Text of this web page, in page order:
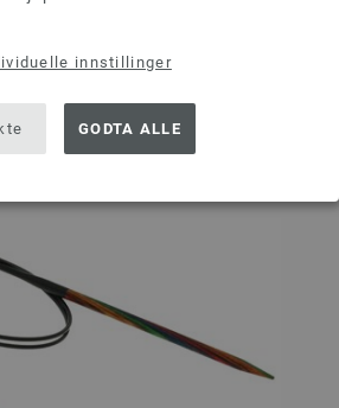
innstillinger
GODTA ALLE